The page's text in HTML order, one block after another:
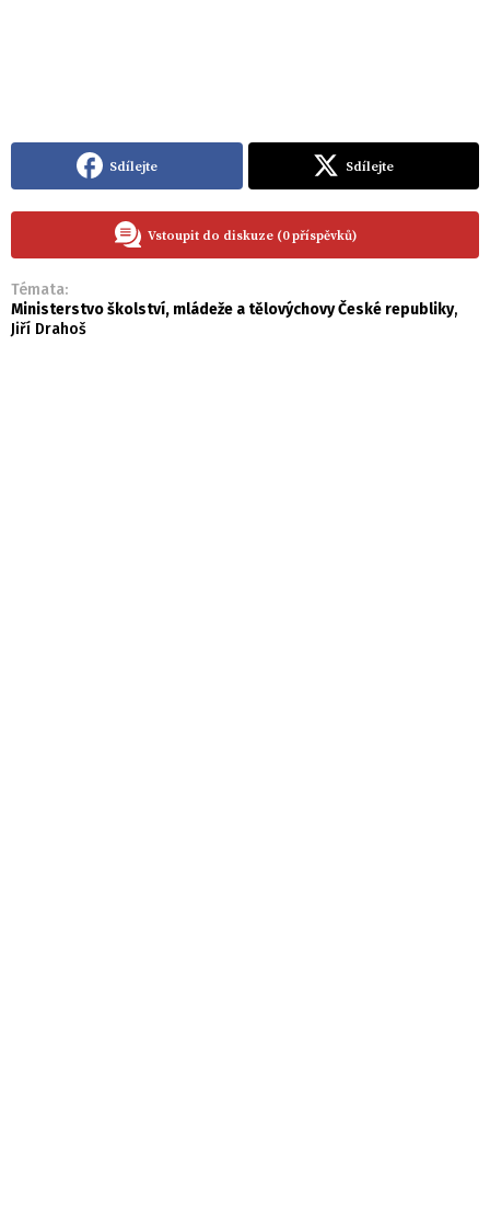
Sdílejte Sdílejte
Vstoupit do diskuze (0 příspěvků)
Témata:
Ministerstvo školství, mládeže a tělovýchovy České republiky,
Jiří Drahoš